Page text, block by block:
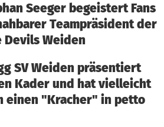
Seeger begeistert Fans
Teampräsident der
Devils Weiden
SV Weiden präsentiert
Kader und hat vielleicht
einen "Kracher" in petto